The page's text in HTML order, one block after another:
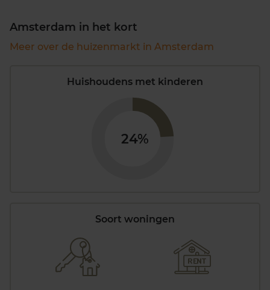
Amsterdam in het kort
Meer over de huizenmarkt in Amsterdam
Huishoudens met kinderen
24%
Soort woningen